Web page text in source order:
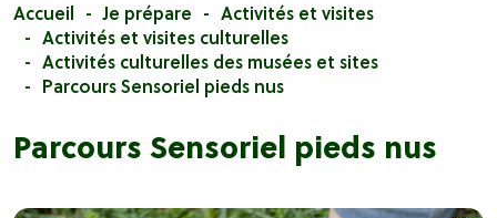
Accueil Je prépare
Activités et visites
Activités et visites culturelles
Activités culturelles des musées et sites
Parcours Sensoriel pieds nus
Parcours Sensoriel pieds nus